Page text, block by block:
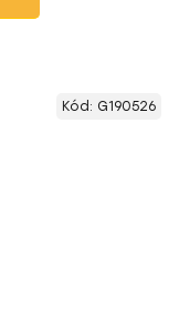
Kód: G190526